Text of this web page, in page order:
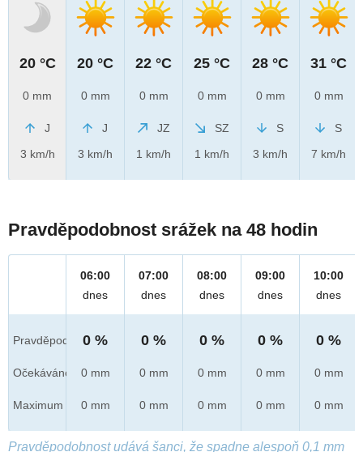
20 °C
0 mm
J
3 km/h
20 °C
0 mm
J
3 km/h
22 °C
0 mm
JZ
1 km/h
25 °C
0 mm
SZ
1 km/h
28 °C
0 mm
S
3 km/h
31 °C
0 mm
S
7 km/h
Pravděpodobnost srážek na 48 hodin
Pravděpod.
Očekáváno
Maximum
06:00
dnes
0 %
0 mm
0 mm
07:00
dnes
0 %
0 mm
0 mm
08:00
dnes
0 %
0 mm
0 mm
09:00
dnes
0 %
0 mm
0 mm
10:00
dnes
0 %
0 mm
0 mm
Pravděpodobnost udává šanci, že spadne alespoň 0,1 mm